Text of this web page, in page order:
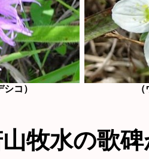
シコ）
牧水の歌碑